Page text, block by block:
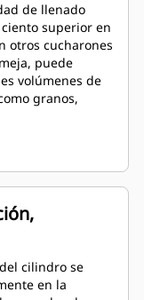
de llenado
superior en
otros cucharones
puede
volúmenes de
granos,
del
materiales a
de cierre de los
garfios
tiempo de
rápidos lo
el tiempo de los
en la tarea
cilindro se
en la